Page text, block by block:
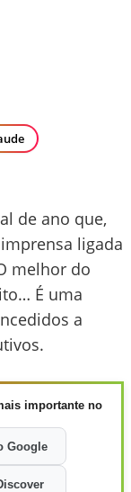
de ano que,
ligada
melhor do
É uma
a
importante no
Google